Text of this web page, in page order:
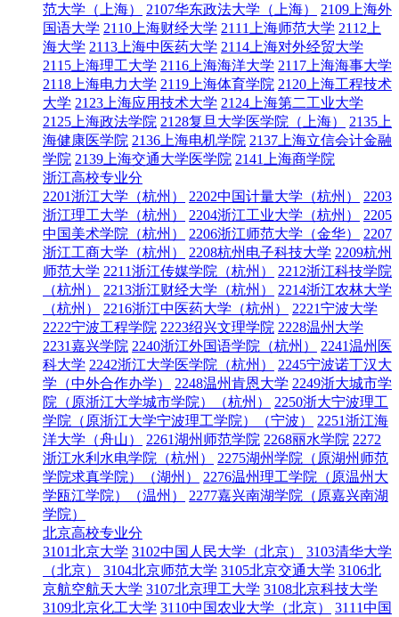
范大学（上海） 2107华东政法大学（上海）
2109上海外
国语大学 2110上海财经大学 2111上海师范大学 2112上
海大学 2113上海中医药大学 2114上海对外经贸大学
2115上海理工大学 2116上海海洋大学 2117上海海事大学
2118上海电力大学 2119上海体育学院 2120上海工程技术
大学 2123上海应用技术大学 2124上海第二工业大学
2125上海政法学院 2128复旦大学医学院（上海）
2135上
海健康医学院 2136上海电机学院 2137上海立信会计金融
学院 2139上海交通大学医学院 2141上海商学院
浙江高校专业分
2201浙江大学（杭州）
2202中国计量大学（杭州）
2203
浙江理工大学（杭州）
2204浙江工业大学（杭州）
2205
中国美术学院（杭州）
2206浙江师范大学（金华）
2207
浙江工商大学（杭州）
2208杭州电子科技大学 2209杭州
师范大学 2211浙江传媒学院（杭州）
2212浙江科技学院
（杭州）
2213浙江财经大学（杭州）
2214浙江农林大学
（杭州）
2216浙江中医药大学（杭州）
2221宁波大学
2222宁波工程学院 2223绍兴文理学院 2228温州大学
2231嘉兴学院 2240浙江外国语学院（杭州）
2241温州医
科大学 2242浙江大学医学院（杭州）
2245宁波诺丁汉大
学（中外合作办学）
2248温州肯恩大学 2249浙大城市学
院（原浙江大学城市学院）（杭州）
2250浙大宁波理工
学院（原浙江大学宁波理工学院）（宁波）
2251浙江海
洋大学（舟山）
2261湖州师范学院 2268丽水学院 2272
浙江水利水电学院（杭州）
2275湖州学院（原湖州师范
学院求真学院）（湖州）
2276温州理工学院（原温州大
学瓯江学院）（温州）
2277嘉兴南湖学院（原嘉兴南湖
学院）
北京高校专业分
3101北京大学 3102中国人民大学（北京）
3103清华大学
（北京）
3104北京师范大学 3105北京交通大学 3106北
京航空航天大学 3107北京理工大学 3108北京科技大学
3109北京化工大学 3110中国农业大学（北京）
3111中国